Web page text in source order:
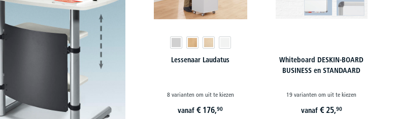
Lessenaar Laudatus
8 varianten om uit te kiezen
vanaf€ 176,90
Whiteboard DESKIN-BOARD
BUSINESS en STANDAARD
19 varianten om uit te kiezen
vanaf € 25,90